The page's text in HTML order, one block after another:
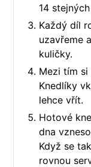
14
Každý díl
uzavřeme
kuličky.
Mezi tím
Knedlíky
lehce vřít.
Hotové
dna
Když se
rovnou